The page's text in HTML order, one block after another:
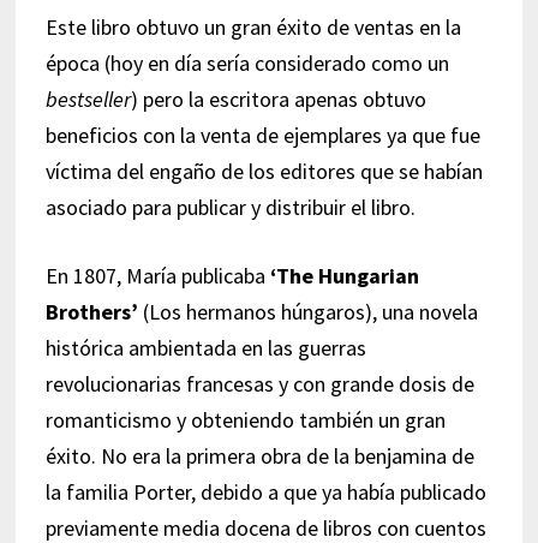
Este libro obtuvo un gran éxito de ventas en la
época (hoy en día sería considerado como un
bestseller) pero la escritora apenas obtuvo
beneficios con la venta de ejemplares ya que fue
víctima del engaño de los editores que se habían
asociado para publicar y distribuir el libro.
En 1807, María publicaba ‘The Hungarian
Brothers’ (Los hermanos húngaros), una novela
histórica ambientada en las guerras
revolucionarias francesas y con grande dosis de
romanticismo y obteniendo también un gran
éxito. No era la primera obra de la benjamina de
la familia Porter, debido a que ya había publicado
previamente media docena de libros con cuentos